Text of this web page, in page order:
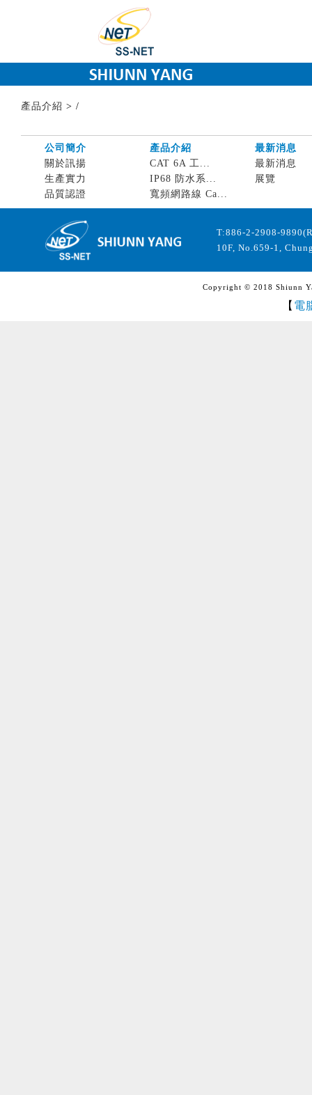
產品介紹 > /
公司簡介 產品介紹
最新消息
關於訊揚
生產實力
品質認證
CAT 6A 工...
IP68 防水系...
寬頻網路線 Ca...
最新消息
展覽
T:886-2-2908-
10F, No.659-1,
Copyright © 2018 Shiunn
【 電